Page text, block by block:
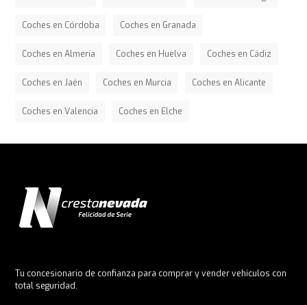
Coches en Córdoba Coches en Granada
Coches en Almería Coches en Huelva Coches en Cádiz
Coches en Jaén Coches en Murcia Coches en Alicante
Coches en Valencia Coches en Elche
Tu concesionario de confianza para comprar y vender vehículos con
total seguridad.